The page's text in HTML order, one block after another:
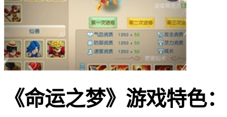
《命运之梦》游戏特色：